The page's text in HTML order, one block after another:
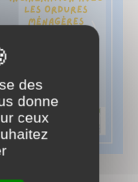
des
donne
ceux